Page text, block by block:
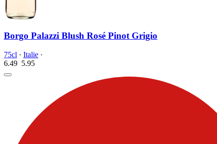
Borgo Palazzi Blush Rosé Pinot Grigio
75cl · Italie ·
6.49 5.95